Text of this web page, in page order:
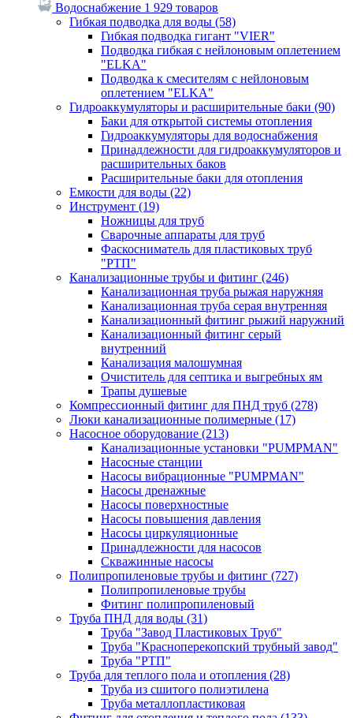
Водоснабжение 1 929 товаров
Гибкая подводка для воды (58)
Гибкая подводка гигант "VIER"
Подводка гибкая с нейлоновым оплетением
"ELKA"
Подводка к смесителям с нейлоновым
оплетением "ELKA"
Гидроаккумуляторы и расширительные баки (90)
Баки для открытой системы отопления
Гидроаккумуляторы для водоснабжения
Принадлежности для гидроаккумуляторов и
расширительных баков
Расширительные баки для отопления
Емкости для воды (22)
Инструмент (19)
Ножницы для труб
Сварочные аппараты для труб
Фаскосниматель для пластиковых труб
"РТП"
Канализационные трубы и фитинг (246)
Канализационная труба рыжая наружняя
Канализационная труба серая внутренняя
Канализационный фитинг рыжий наружний
Канализационный фитинг серый
внутренний
Канализация малошумная
Очиститель для септика и выгребных ям
Трапы душевые
Компрессионный фитинг для ПНД труб (278)
Люки канализационные полимерные (17)
Насосное оборудование (213)
Канализационные установки "PUMPMAN"
Насосные станции
Насосы вибрационные "PUMPMAN"
Насосы дренажные
Насосы поверхностные
Насосы повышения давления
Насосы циркуляционные
Принадлежности для насосов
Скважинные насосы
Полипропиленовые трубы и фитинг (727)
Полипропиленовые трубы
Фитинг полипропиленовый
Труба ПНД для воды (31)
Труба "Завод Пластиковых Труб"
Труба "Красноперекопский трубный завод"
Труба "РТП"
Труба для теплого пола и отопления (28)
Труба из сшитого полиэтилена
Труба металлопластиковая